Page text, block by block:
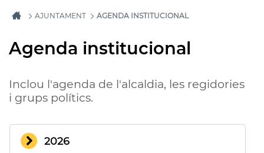
AJUNTAMENT AGENDA INSTITUCIONAL
Agenda institucional
Inclou l'agenda de l'alcaldia, les regidories
i grups polítics.
2026